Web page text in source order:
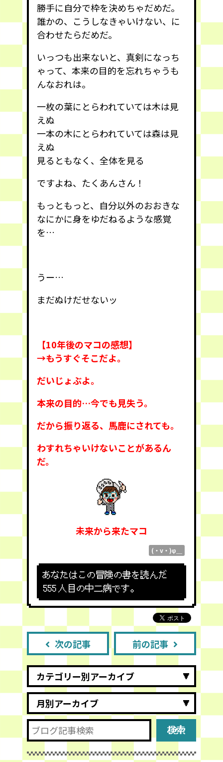
勝手に自分で枠を決めちゃだめだ。
誰かの、こうしなきゃいけない、に
合わせたらだめだ。
いっつも出来ないと、真剣になっち
ゃって、本来の目的を忘れちゃうも
んなおれは。
一枚の葉にとらわれていては木は見
えぬ
一本の木にとらわれていては森は見
えぬ
見るともなく、全体を見る
ですよね、たくあんさん！
もっともっと、自分以外のおおきな
なにかに身をゆだねるような感覚
を…
うー…
まだぬけだせないッ
【10年後のマコの感想】
→もうすぐそこだよ。
だいじょぶよ。
本来の目的…今でも見失う。
だから振り返る、 馬鹿にされても。
わすれちゃいけないことがあるん
だ。
未来から来たマコ
(・v・)φ＿
あなたはこの冒険の書を読んだ
555 人目の中二病です。
次の記事 前の記事